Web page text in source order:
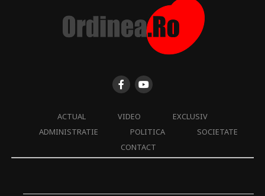
ACTUAL VIDEO
EXCLUSIV
ADMINISTRATIE
POLITICA
SOCIETATE
CONTACT